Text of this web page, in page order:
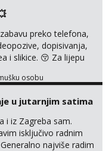
preko telefona,
dopisivanja,
i slikice. 😚 Za lijepu
91 723 0045
osobu
u jutarnjim satima
i iz Zagreba sam.
isključivo radnim
najviše radim